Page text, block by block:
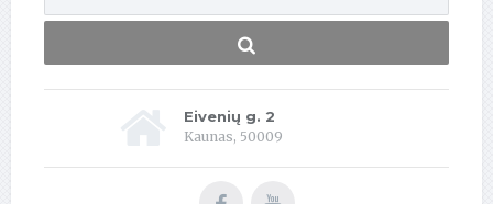
Eivenių g. 2
Kaunas, 50009